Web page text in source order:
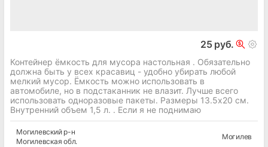
25 руб.
Контейнер ёмкость для мусора настольная . Обязательно
должна быть у всех красавиц - удобно убирать любой
мелкий мусор. Ёмкость можно использовать в
автомобиле, но в подстаканник не влазит. Лучше всего
использовать одноразовые пакеты. Размеры 13.5x20 cм.
Внутренний объем 1,5 л. . Если я не поднимаю
Могилевскийр-н
Могилевская обл.
Могилев